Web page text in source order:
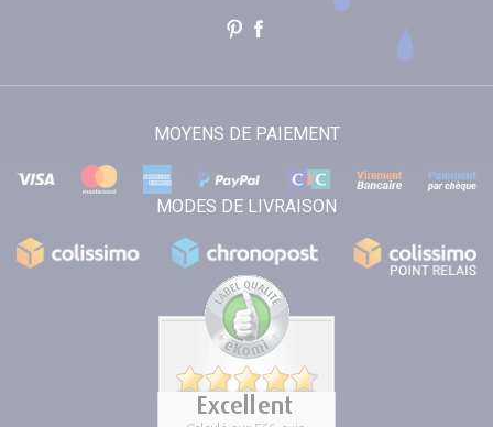
MOYENS DE PAIEMENT
MODES DE LIVRAISON